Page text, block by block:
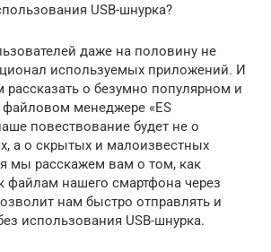
USB-шнурка?
даже на половину не
используемых приложений. И
о безумно популярном и
менеджере «ES
повествование будет не о
а о скрытых и малоизвестных
мы расскажем вам о том, как
файлам нашего смартфона через
нам быстро отправлять и
использования USB-шнурка.